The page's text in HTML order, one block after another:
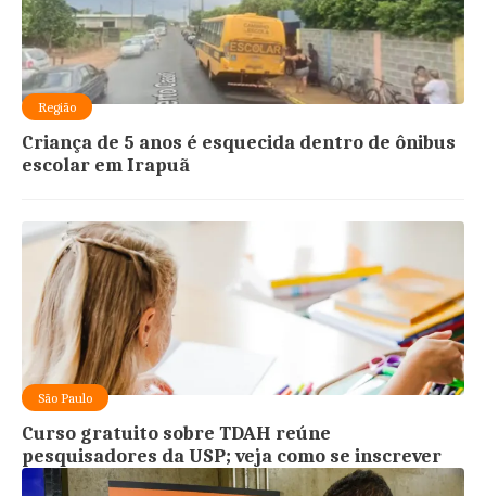
Região
Criança de 5 anos é esquecida dentro de ônibus
escolar em Irapuã
São Paulo
Curso gratuito sobre TDAH reúne
pesquisadores da USP; veja como se inscrever